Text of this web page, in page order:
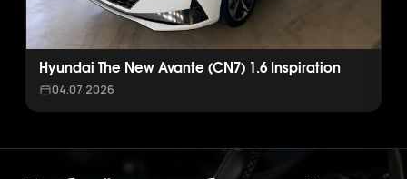
Hyundai The New Avante (CN7) 1.6 Inspiration
04.07.2026